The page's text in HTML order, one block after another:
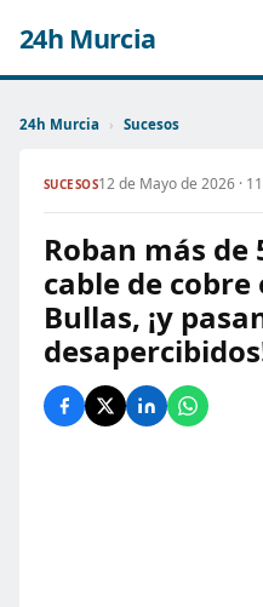
24h Murcia
24h Murcia › Sucesos
SUCESOS12 de Mayo de 2026 ·
Roban más de
cable de
Bullas, ¡y